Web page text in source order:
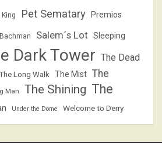
King Pet Sematary Premios
Salem´s Lot Sleeping
Dark Tower The Dead
Long Walk The Mist The
Man The Shining The
Under the Dome Welcome to Derry